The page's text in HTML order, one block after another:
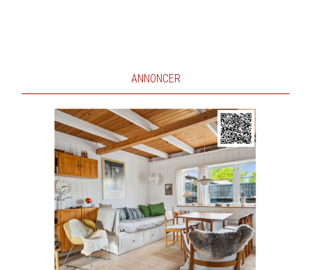
ANNONCER